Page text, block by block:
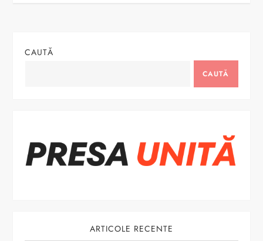
a
î
n
CAUTĂ
CAUTĂ
ARTICOLE RECENTE